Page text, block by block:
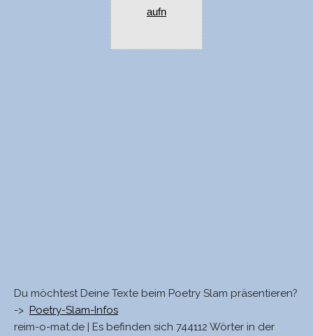
aufn
Du möchtest Deine Texte beim Poetry Slam präsentieren?
-> Poetry-Slam-Infos
reim-o-mat.de | Es befinden sich 744112 Wörter in der